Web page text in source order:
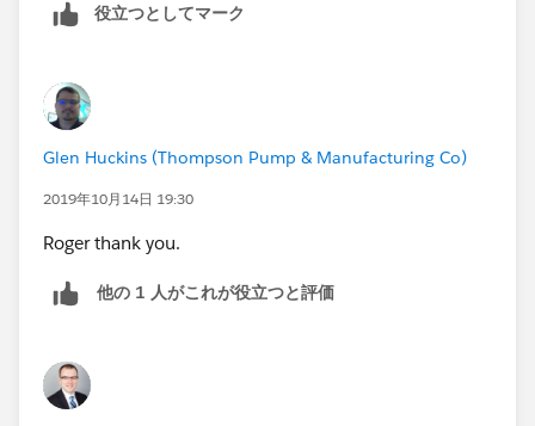
役立つとしてマーク
Glen Huckins (Thompson Pump & Manufacturing Co)
2019年10月14日 19:30
Roger thank you.
他の 1 人がこれが役立つと評価